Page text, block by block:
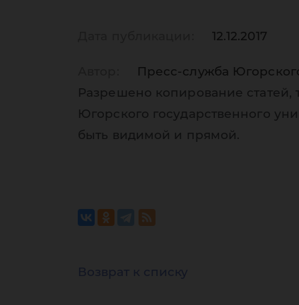
12.12.2017
Пресс-служба
Разрешено копирование статей,
Югорского государственного
быть видимой и прямой.
Возврат к списку